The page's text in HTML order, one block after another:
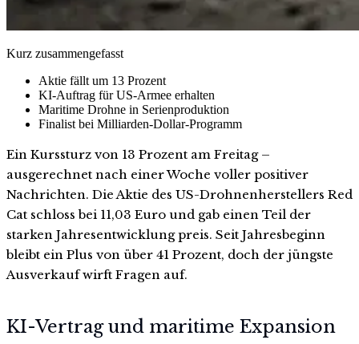
Kurz zusammengefasst
Aktie fällt um 13 Prozent
KI-Auftrag für US-Armee erhalten
Maritime Drohne in Serienproduktion
Finalist bei Milliarden-Dollar-Programm
Ein Kurssturz von 13 Prozent am Freitag –
ausgerechnet nach einer Woche voller positiver
Nachrichten. Die Aktie des US-Drohnenherstellers Red
Cat schloss bei 11,03 Euro und gab einen Teil der
starken Jahresentwicklung preis. Seit Jahresbeginn
bleibt ein Plus von über 41 Prozent, doch der jüngste
Ausverkauf wirft Fragen auf.
KI-Vertrag und maritime Expansion